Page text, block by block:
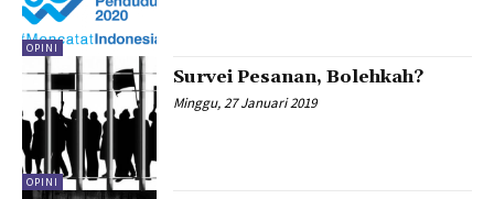
OPINI
OPINI
Survei Pesanan, Bolehkah?
Minggu, 27 Januari 2019